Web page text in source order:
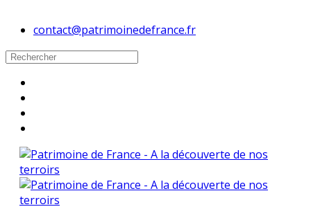
contact@patrimoinedefrance.fr